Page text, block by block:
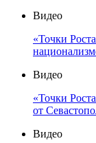
Видео
«Точки
Видео
«Точки
от
Видео